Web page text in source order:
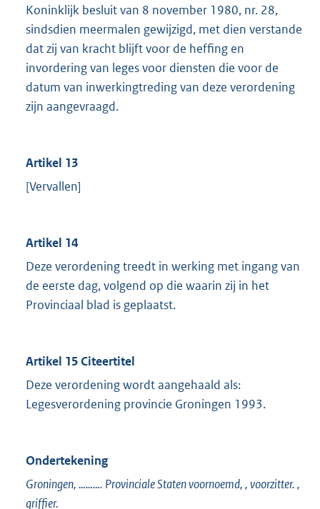
Koninklijk besluit van 8 november 1980, nr. 28,
sindsdien meermalen gewijzigd, met dien verstande
dat zij van kracht blijft voor de heffing en
invordering van leges voor diensten die voor de
datum van inwerkingtreding van deze verordening
zijn aangevraagd.
Artikel 13
[Vervallen]
Artikel 14
Deze verordening treedt in werking met ingang van
de eerste dag, volgend op die waarin zij in het
Provinciaal blad is geplaatst.
Artikel 15 Citeertitel
Deze verordening wordt aangehaald als:
Legesverordening provincie Groningen 1993.
Ondertekening
Groningen, ………. Provinciale Staten voornoemd, , voorzitter. ,
griffier.